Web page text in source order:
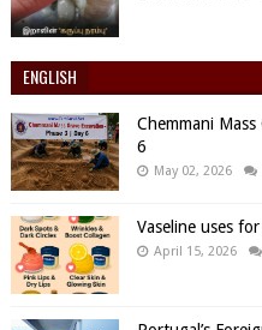
ENGLISH
Chemmani
6
May 02, 2026
Vaseline uses
April 15, 2026